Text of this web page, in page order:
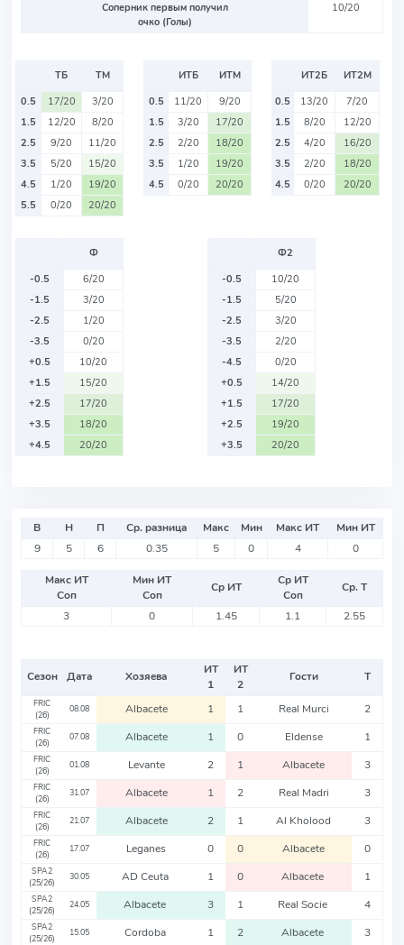
Соперник первым получил
очко (Голы)
10/20
ТБ
ТМ
0.5
17/20
3/20
1.5
12/20
8/20
2.5
9/20
11/20
3.5
5/20
15/20
4.5
1/20
19/20
5.5
0/20 20/20
ИТБ
ИТМ
0.5
11/20
9/20
1.5
3/20
17/20
2.5
2/20
18/20
3.5
1/20
19/20
4.5
0/20 20/20
ИТ2Б
ИТ2М
0.5
13/20
7/20
1.5
8/20
12/20
2.5
4/20
16/20
3.5
2/20
18/20
4.5
0/20 20/20
Ф
-0.5
6/20
-1.5
3/20
-2.5
1/20
-3.5
0/20
+0.5
10/20
+1.5
15/20
+2.5
17/20
+3.5
18/20
+4.5
20/20
Ф2
-0.5
10/20
-1.5
5/20
-2.5
3/20
-3.5
2/20
-4.5
0/20
+0.5
14/20
+1.5
17/20
+2.5
19/20
+3.5
20/20
В Н П Ср. разница Макс Мин Макс ИТ
Мин ИТ
9
5 6 0.35 5 0 4 0
Макс ИТ
Соп
Мин ИТ
Соп
Ср ИТ
Ср ИТ
Соп
Ср. Т
3
0 1.45 1.1 2.55
Сезон Дата Хозяева
ИТ
1
ИТ
2
Гости Т
FRIC
(26)
08.08 Albacete 1 1 Real Murci 2
FRIC
(26)
07.08 Albacete 1 0 Eldense 1
FRIC
(26)
01.08 Levante 2 1 Albacete 3
FRIC
(26)
31.07 Albacete 1 2 Real Madri 3
FRIC
(26)
21.07 Albacete 2 1 Al Kholood 3
FRIC
(26)
17.07 Leganes 0 0 Albacete 0
SPA2
(25/26)
30.05 AD Ceuta 1 0 Albacete 1
SPA2
(25/26)
24.05 Albacete 3 1 Real Socie 4
SPA2
(25/26)
15.05 Cordoba 1 2 Albacete 3